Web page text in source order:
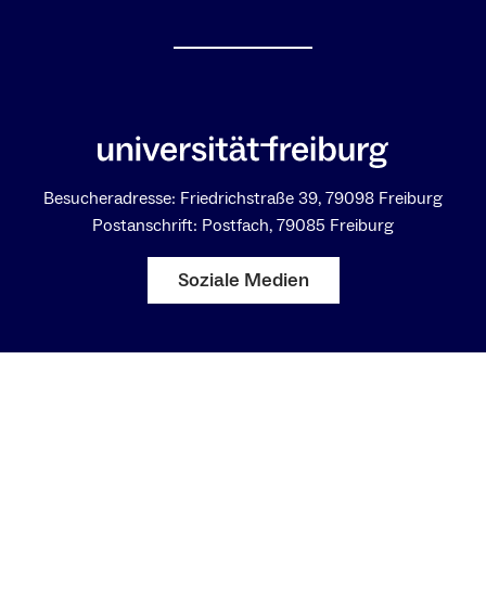
Besucheradresse: Friedrichstraße 39, 79098 Freiburg
Postanschrift: Postfach, 79085 Freiburg
Soziale Medien